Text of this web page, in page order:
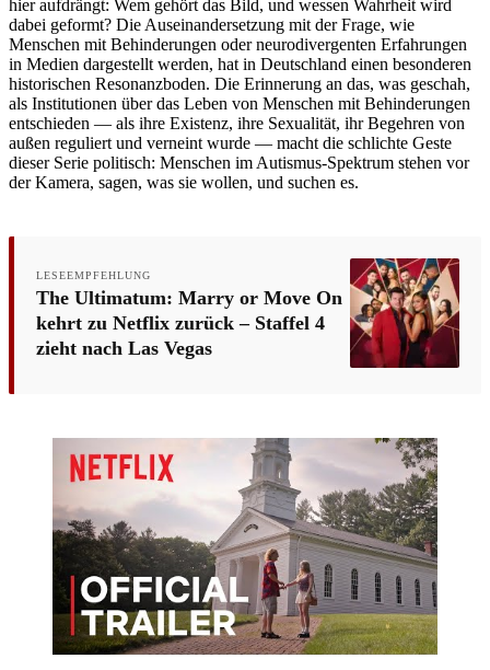
hier aufdrängt: Wem gehört das Bild, und wessen Wahrheit wird
dabei geformt? Die Auseinandersetzung mit der Frage, wie
Menschen mit Behinderungen oder neurodivergenten Erfahrungen
in Medien dargestellt werden, hat in Deutschland einen besonderen
historischen Resonanzboden. Die Erinnerung an das, was geschah,
als Institutionen über das Leben von Menschen mit Behinderungen
entschieden — als ihre Existenz, ihre Sexualität, ihr Begehren von
außen reguliert und verneint wurde — macht die schlichte Geste
dieser Serie politisch: Menschen im Autismus-Spektrum stehen vor
der Kamera, sagen, was sie wollen, und suchen es.
LESEEMPFEHLUNG
The Ultimatum: Marry or Move On
kehrt zu Netflix zurück – Staffel 4
zieht nach Las Vegas